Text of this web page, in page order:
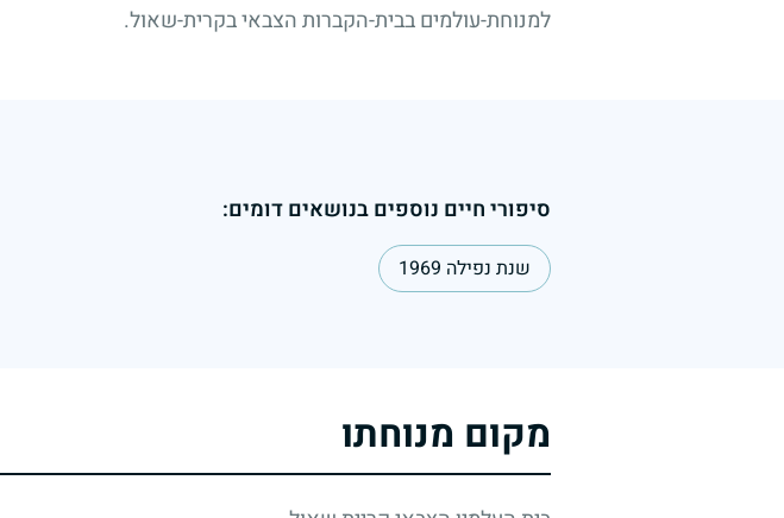
למנוחת-עולמים בבית-הקברות הצבאי בקרית-שאול.
סיפורי חיים נוספים בנושאים דומים:
שנת נפילה 1969
מקום מנוחתו